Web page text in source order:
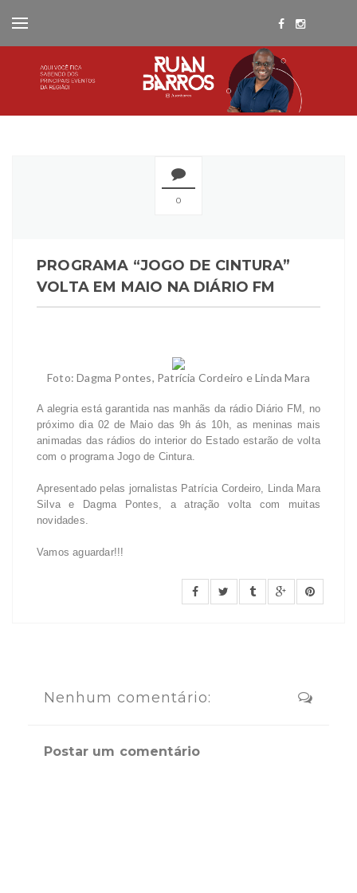
0
PROGRAMA “JOGO DE CINTURA”
VOLTA EM MAIO NA DIÁRIO FM
Foto: Dagma Pontes, Patrícia Cordeiro e Linda Mara
A alegria está garantida nas manhãs da rádio Diário FM, no
próximo dia 02 de Maio das 9h ás 10h, as meninas mais
animadas das rádios do interior do Estado estarão de volta
com o programa Jogo de Cintura.
Apresentado pelas jornalistas Patrícia Cordeiro, Linda Mara
Silva e Dagma Pontes, a atração volta com muitas
novidades.
Vamos aguardar!!!
Nenhum comentário:
Postar um comentário